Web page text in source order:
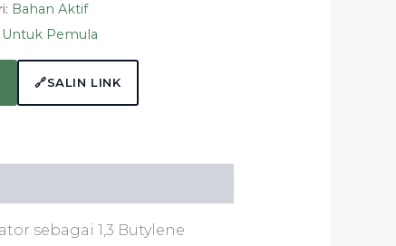
Bahan Aktif
Untuk Pemula
🔗SALIN LINK
sebagai 1,3 Butylene